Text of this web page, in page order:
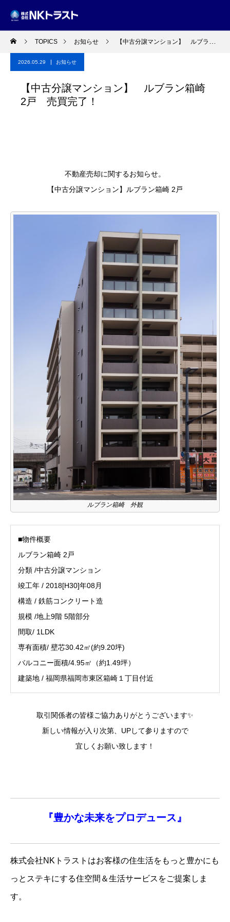
TOPICS お知らせ 【中古分譲マンション】 ルブラン箱崎2戸 売買完了！
2026.05.29 お知らせ
【中古分譲マンション】 ルブラン箱崎
2戸 売買完了！
不動産売却に関するお知らせ。
【中古分譲マンション】ルブラン箱崎 2戸
ルブラン箱崎 外観
■物件概要
ルブラン箱崎 2戸
分類 /中古分譲マンション
竣工年 / 2018[H30]年08月
構造 / 鉄筋コンクリート造
規模 /地上9階 5階部分
間取/ 1LDK
専有面積/ 壁芯30.42㎡(約9.20坪)
バルコニー面積/4.95㎡（約1.49坪）
建築地 / 福岡県福岡市東区箱崎１丁目付近
取引関係者の皆様ご協力ありがとうございます✨
新しい情報が入り次第、UPして参りますので
宜しくお願い致します！
『豊かな未来をプロデュース』
株式会社NKトラストはお客様の住生活をもっと豊かにも
っとステキにする住空間＆生活サービスをご提案しま
す。